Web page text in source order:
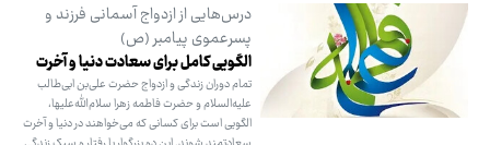
درس‌هایی از ازدواج آسمانی فرزند و
پسرعموی پیامبر (ص)
الگویی کامل برای سعادت دنیا و آخرت
تمام دوران زندگی و ازدواج حضرت علی‌بن ابی‌طالب
علیه‌السلام و حضرت فاطمه زهرا سلام‌الله‌علیها،
الگویی است برای کسانی که می‌خواهند در دنیا و آخرت